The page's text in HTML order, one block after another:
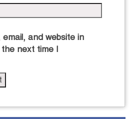
and website in
next time I